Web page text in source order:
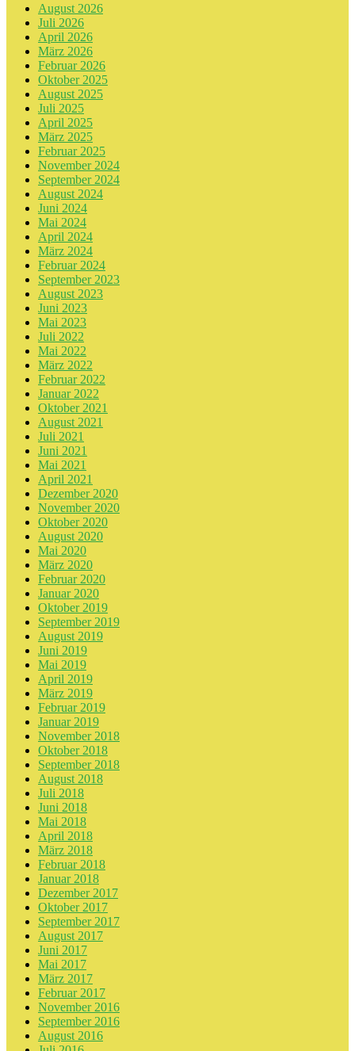
August 2026
Juli 2026
April 2026
März 2026
Februar 2026
Oktober 2025
August 2025
Juli 2025
April 2025
März 2025
Februar 2025
November 2024
September 2024
August 2024
Juni 2024
Mai 2024
April 2024
März 2024
Februar 2024
September 2023
August 2023
Juni 2023
Mai 2023
Juli 2022
Mai 2022
März 2022
Februar 2022
Januar 2022
Oktober 2021
August 2021
Juli 2021
Juni 2021
Mai 2021
April 2021
Dezember 2020
November 2020
Oktober 2020
August 2020
Mai 2020
März 2020
Februar 2020
Januar 2020
Oktober 2019
September 2019
August 2019
Juni 2019
Mai 2019
April 2019
März 2019
Februar 2019
Januar 2019
November 2018
Oktober 2018
September 2018
August 2018
Juli 2018
Juni 2018
Mai 2018
April 2018
März 2018
Februar 2018
Januar 2018
Dezember 2017
Oktober 2017
September 2017
August 2017
Juni 2017
Mai 2017
März 2017
Februar 2017
November 2016
September 2016
August 2016